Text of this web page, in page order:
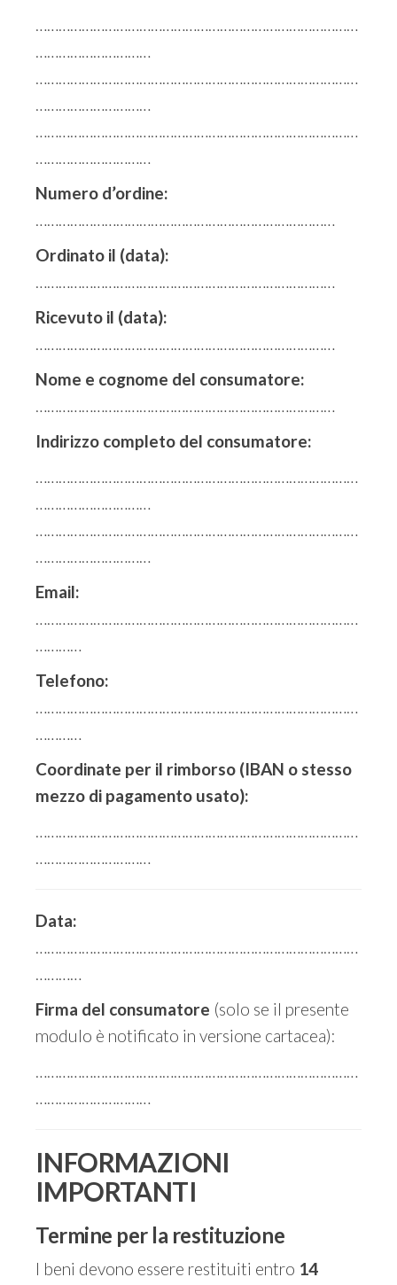
…………………………………………………………………………
…………………………
…………………………………………………………………………
…………………………
…………………………………………………………………………
…………………………
Numero d’ordine:
……………………………………………………………………
Ordinato il (data):
……………………………………………………………………
Ricevuto il (data):
……………………………………………………………………
Nome e cognome del consumatore:
……………………………………………………………………
Indirizzo completo del consumatore:
…………………………………………………………………………
…………………………
…………………………………………………………………………
…………………………
Email:
…………………………………………………………………………
…………
Telefono:
…………………………………………………………………………
…………
Coordinate per il rimborso (IBAN o stesso
mezzo di pagamento usato):
…………………………………………………………………………
…………………………
Data:
…………………………………………………………………………
…………
Firma del consumatore (solo se il presente
modulo è notificato in versione cartacea):
…………………………………………………………………………
…………………………
INFORMAZIONI
IMPORTANTI
Termine per la restituzione
I beni devono essere restituiti entro 14